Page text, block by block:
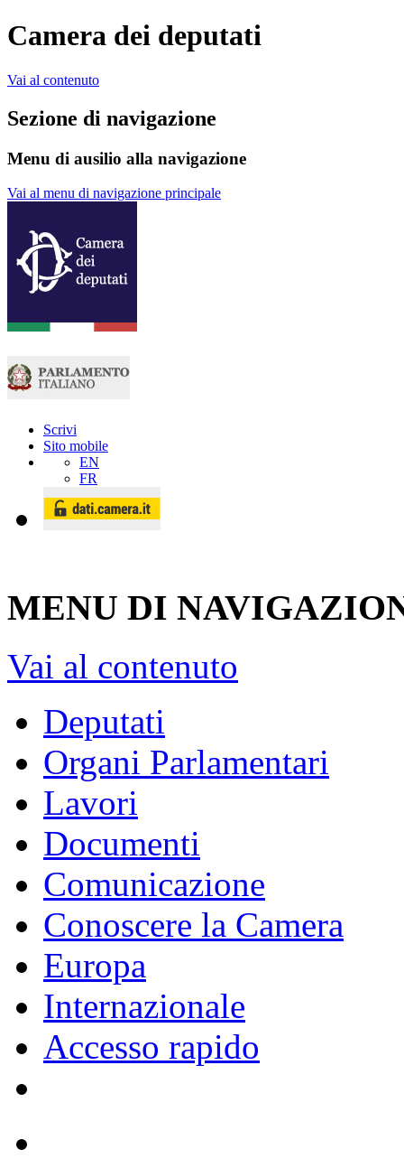
Camera dei deputati
Vai al contenuto
Sezione di navigazione
Menu di ausilio alla navigazione
Vai al menu di navigazione principale
Scrivi
Sito mobile
EN
FR
MENU DI
Vai al contenuto
Deputati
Organi Parlamentari
Lavori
Documenti
Comunicazione
Conoscere la Camera
Europa
Internazionale
Accesso rapido